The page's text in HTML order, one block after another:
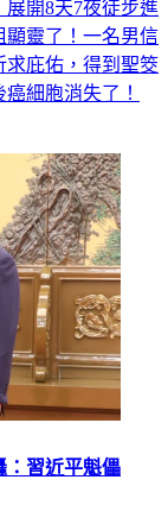
開8天7夜徒步進
顯靈了！一名男信
求庇佑，得到聖筊
細胞消失了！
：習近平魁儡